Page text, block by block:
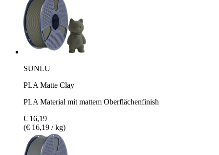
SUNLU
PLA Matte Clay
PLA Material mit mattem Oberflächenfinish
€ 16,19
(€ 16,19 / kg)